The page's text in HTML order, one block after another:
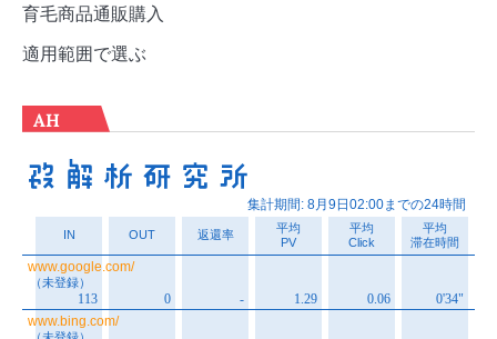
育毛商品通販購入
適用範囲で選ぶ
AH